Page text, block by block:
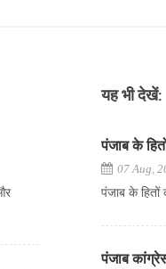
यह भी देखें:
पंजाब के
07 Aug,
पंजाब के हितों
पंजाब